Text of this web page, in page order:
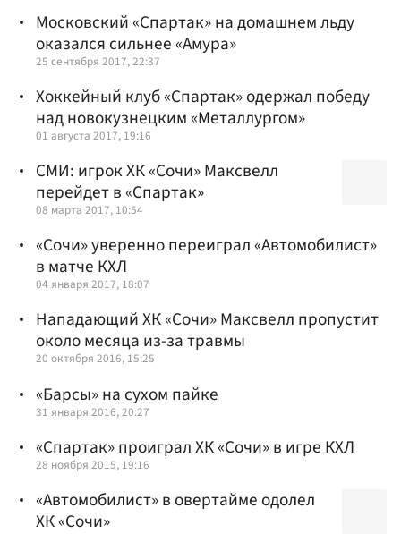
Московский «Спартак» на домашнем льду
оказался сильнее «Амура»
25 сентября 2017, 22:37
Хоккейный клуб «Спартак» одержал победу
над новокузнецким «Металлургом»
01 августа 2017, 19:16
СМИ: игрок ХК «Сочи» Максвелл
перейдет в «Спартак»
08 марта 2017, 10:54
«Сочи» уверенно переиграл «Автомобилист»
в матче КХЛ
04 января 2017, 18:07
Нападающий ХК «Сочи» Максвелл пропустит
около месяца из-за травмы
20 октября 2016, 15:25
«Барсы» на сухом пайке
31 января 2016, 20:27
«Спартак» проиграл ХК «Сочи» в игре КХЛ
28 ноября 2015, 19:16
«Автомобилист» в овертайме одолел
ХК «Сочи»